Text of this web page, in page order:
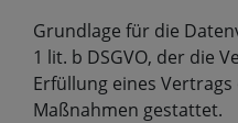
Grundlage für die
1 lit. b DSGVO, der die
Erfüllung eines
Maßnahmen gestattet.